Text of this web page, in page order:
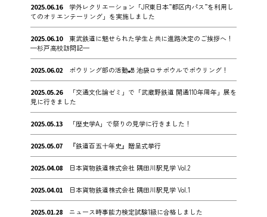
2025.06.16
学外レクリエーション「JR東日本”都区内パス”を利用し
てのオリエンテーリング」を実施しました
2025.06.10
東武鉄道に魅せられた学生と共に進路決定のご挨拶へ！
—杉戸高校訪問記—
2025.06.02 ボウリング部の活動🎳 池袋ロサボウルでボウリング！
2025.05.26
「交通文化論ゼミ」で「武蔵野鉄道 開通110年周年」展を
見に行きました
2025.05.13 「歴史学A」で祭りの見学に行きました！
2025.05.07 『鉄道百五十年史』贈呈式挙行
2025.04.08 日本貨物鉄道株式会社 隅田川駅見学 Vol.2
2025.04.01 日本貨物鉄道株式会社 隅田川駅見学 Vol.1
2025.01.28 ニュース時事能力検定試験1級に合格しました